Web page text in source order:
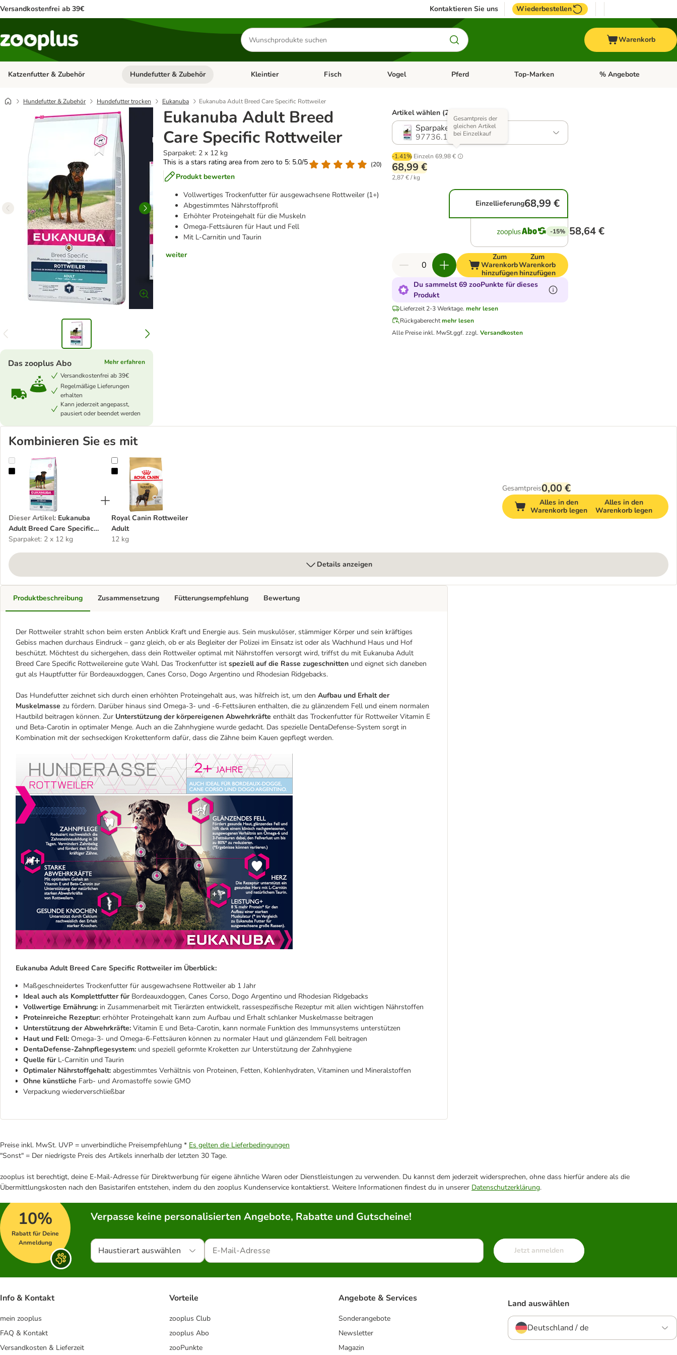
Versandkostenfrei ab 39€ Kontaktieren Sie uns Wiederbestellen
Produkte
suchen
Warenkorb
Katzenfutter & Zubehör Kategorie-Menü öffnen: Katzenfutter & Zubehör
Hundefutter & Zubehör Kategorie-Menü öffnen: Hundefutter & Zubehör
Kleintier Kategorie-Menü öffnen: Kleintier
Fisch Kategorie-Menü öffnen: Fisch
Vogel Kategorie-Menü öffnen: Vogel
Pferd Kategorie-Menü öffnen: Pferd
Top-Marken Kategorie-Menü öffnen:
% Angebote
Hundefutter & Zubehör Hundefutter trocken Eukanuba Eukanuba Adult Breed Care Specific Rottweiler
Eukanuba Adult Breed
Care Specific Rottweiler
Sparpaket: 2 x 12 kg
This is a stars rating area from zero to 5: 5.0/5
(20)
Produkt bewerten
Vollwertiges Trockenfutter für ausgewachsene Rottweiler (1+)
Abgestimmtes Nährstoffprofil
Erhöhter Proteingehalt für die Muskeln
Omega-Fettsäuren für Haut und Fell
Mit L-Carnitin und Taurin
weiter
Das zooplus Abo
Mehr erfahren
Versandkostenfrei ab 39€
Regelmäßige Lieferungen
erhalten
Kann jederzeit angepasst,
pausiert oder beendet werden
Artikel wählen (2 Varianten)
Sparpaket: 2 x 12 kg
97736.12
-1.41% Einzeln 69,98 €
Gesamtpreis der
gleichen Artikel
bei Einzelkauf
68,99 €
2,87 € / kg
Einzellieferung68,99 €
-15% 58,64 €
Zum
Warenkorb
hinzufügen
Zum
Warenkorb
hinzufügen
Du sammelst 69 zooPunkte für dieses
Produkt
Lieferzeit 2-3 Werktage. mehr lesen
Rückgaberechtmehr lesen
Alle Preise inkl. MwSt.ggf. zzgl. Versandkosten
Kombinieren Sie es mit
Eukanuba Adult Breed Care Specific Rottweiler
Dieser Artikel: Eukanuba
Adult Breed Care Specific
Rottweiler
Sparpaket: 2 x 12 kg
Royal Canin Rottweiler Adult
Royal Canin Rottweiler
Adult
12 kg
Gesamtpreis0,00 €
Alles in den
Warenkorb legen
Alles in den
Warenkorb legen
Details anzeigen
Produktbeschreibung
Der Rottweiler strahlt schon beim ersten Anblick Kraft und Energie aus. Sein muskulöser, stämmiger Körper und sein kräftiges
Gebiss machen durchaus Eindruck – ganz gleich, ob er als Begleiter der Polizei im Einsatz ist oder als Wachhund Haus und Hof
beschützt. Möchtest du sichergehen, dass dein Rottweiler optimal mit Nährstoffen versorgt wird, triffst du mit Eukanuba Adult
Breed Care Specific Rottweilereine gute Wahl. Das Trockenfutter ist speziell auf die Rasse zugeschnitten und eignet sich daneben
gut als Hauptfutter für Bordeauxdoggen, Canes Corso, Dogo Argentino und Rhodesian Ridgebacks.
Das Hundefutter zeichnet sich durch einen erhöhten Proteingehalt aus, was hilfreich ist, um den Aufbau und Erhalt der
Muskelmasse zu fördern. Darüber hinaus sind Omega-3- und -6-Fettsäuren enthalten, die zu glänzendem Fell und einem normalen
Hautbild beitragen können. Zur Unterstützung der körpereigenen Abwehrkräfte enthält das Trockenfutter für Rottweiler Vitamin E
und Beta-Carotin in optimaler Menge. Auch an die Zahnhygiene wurde gedacht. Das spezielle DentaDefense-System sorgt in
Kombination mit der sechseckigen Krokettenform dafür, dass die Zähne beim Kauen gepflegt werden.
Eukanuba Adult Breed Care Specific Rottweiler im Überblick:
Maßgeschneidertes Trockenfutter für ausgewachsene Rottweiler ab 1 Jahr
Ideal auch als Komplettfutter für Bordeauxdoggen, Canes Corso, Dogo Argentino und Rhodesian Ridgebacks
Vollwertige Ernährung: in Zusammenarbeit mit Tierärzten entwickelt, rassespezifische Rezeptur mit allen wichtigen Nährstoffen
Proteinreiche Rezeptur: erhöhter Proteingehalt kann zum Aufbau und Erhalt schlanker Muskelmasse beitragen
Unterstützung der Abwehrkräfte: Vitamin E und Beta-Carotin, kann normale Funktion des Immunsystems unterstützen
Haut und Fell: Omega-3- und Omega-6-Fettsäuren können zu normaler Haut und glänzendem Fell beitragen
DentaDefense-Zahnpflegesystem: und speziell geformte Kroketten zur Unterstützung der Zahnhygiene
Quelle für L-Carnitin und Taurin
Optimaler Nährstoffgehalt: abgestimmtes Verhältnis von Proteinen, Fetten, Kohlenhydraten, Vitaminen und Mineralstoffen
Ohne künstliche Farb- und Aromastoffe sowie GMO
Verpackung wiederverschließbar
Zusammensetzung Fütterungsempfehlung Bewertung
Preise inkl. MwSt. UVP = unverbindliche Preisempfehlung * Es gelten die Lieferbedingungen
"Sonst" = Der niedrigste Preis des Artikels innerhalb der letzten 30 Tage.
zooplus ist berechtigt, deine E-Mail-Adresse für Direktwerbung für eigene ähnliche Waren oder Dienstleistungen zu verwenden. Du kannst dem jederzeit widersprechen, ohne dass hierfür andere als die
Übermittlungskosten nach den Basistarifen entstehen, indem du den zooplus Kundenservice kontaktierst. Weitere Informationen findest du in unserer Datenschutzerklärung.
10%
Rabatt für Deine
Anmeldung
Verpasse keine personalisierten Angebote, Rabatte und Gutscheine!
Haustierart auswählen Jetzt anmelden
Info & Kontakt
mein zooplus
FAQ & Kontakt
Versandkosten & Lieferzeit
Vorteile
zooplus Club
zooplus Abo
zooPunkte
Angebote & Services
Sonderangebote
Newsletter
Magazin
Land auswählen
Deutschland / de